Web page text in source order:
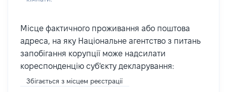
Місце фактичного проживання або поштова
адреса, на яку Національне агентство з питань
запобігання корупції може надсилати
кореспонденцію суб'єкту декларування:
Збігається з місцем реєстрації